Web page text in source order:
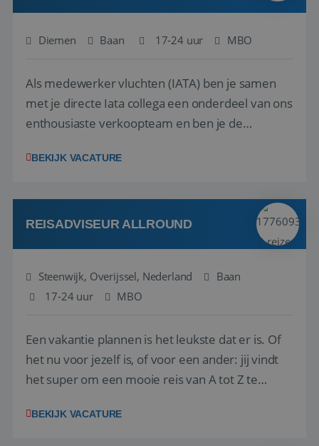
Diemen Baan 17-24 uur MBO
Als medewerker vluchten (IATA) ben je samen
met je directe Iata collega een onderdeel van ons
enthousiaste verkoopteam en ben je de
en tarieven waar je collega’s niet uitkomen.
kwaliteitsbewaking van alles wat met IATA te m...
BEKIJK VACATURE
REISADVISEUR ALLROUND
Steenwijk, Overijssel, Nederland
Baan
17-24 uur
MBO
Een vakantie plannen is het leukste dat er is. Of
het nu voor jezelf is, of voor een ander: jij vindt
het super om een mooie reis van A tot Z te
vakantiegangers de meest prachtige plekjes op
BEKIJK VACATURE